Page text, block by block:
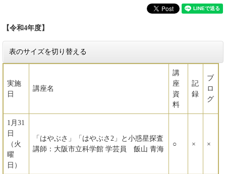
【令和4年度】
表のサイズを切り替える
実施
日
講座名
講
座
資
料
記
録
ブ
ロ
グ
1月31
日
（火
曜
日）
「はやぶさ」「はやぶさ2」と小惑星探査
講師：大阪市立科学館 学芸員 飯山 青海
○ × ×